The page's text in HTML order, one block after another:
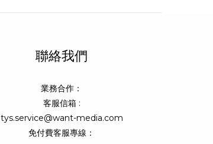
聯絡我們
業務合作：
客服信箱 :
tys.service@want-media.com
免付費客服專線：